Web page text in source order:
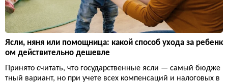
Ясли, няня или помощница: какой способ ухода за ребенк
ом действительно дешевле
Принято считать, что государственные ясли — самый бюдже
тный вариант, но при учете всех компенсаций и налоговых в